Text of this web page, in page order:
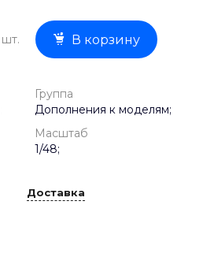
шт. В корзину
Группа
Дополнения к моделям;
Масштаб
1/48;
Доставка